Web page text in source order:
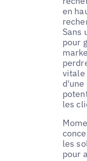
en
Sans
pour
vitale
les
les
pour